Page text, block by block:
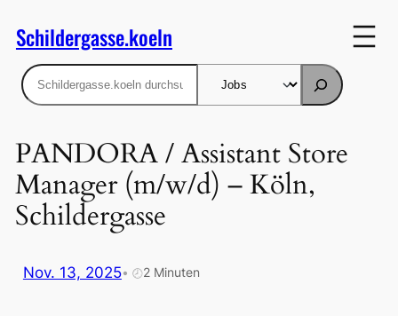
Inhalt
springen
Schildergasse.koeln
Suchen
PANDORA / Assistant Store
Manager (m/w/d) – Köln,
Schildergasse
Nov. 13, 2025• 🕗2 Minuten